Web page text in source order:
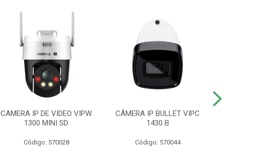
CAMERA IP DE VIDEO VIPW
1300 MINI SD
Código: 570028
CÂMERA IP BULLET VIPC
1430 B
Código: 570044